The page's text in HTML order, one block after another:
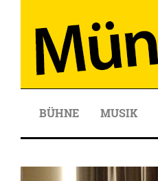
BÜHNE MUSIK